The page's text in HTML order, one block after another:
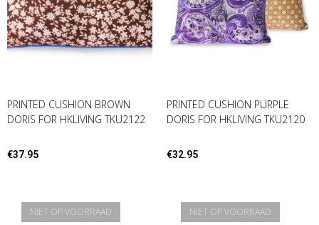
PRINTED CUSHION BROWN
DORIS FOR HKLIVING TKU2122
€37.95
PRINTED CUSHION PURPLE
DORIS FOR HKLIVING TKU2120
€32.95
NIET OP VOORRAAD NIET OP VOORRAAD